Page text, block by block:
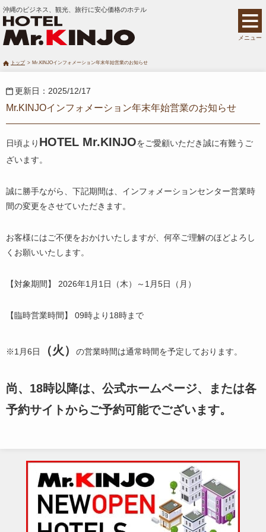
沖縄のビジネス、観光、旅行に安心価格のホテル
メニュー
トップ Mr.KINJOインフォメーション年末年始営業のお知らせ
更新日：2025/12/17
Mr.KINJOインフォメーション年末年始営業のお知らせ
日頃より HOTEL Mr.KINJOをご愛顧いただき誠に有難うご
ざいます。
誠に勝手ながら、下記期間は、インフォメーションセンター営業時
間の変更をさせていただきます。
お客様にはご不便をおかけいたしますが、何卒ご理解のほどよろし
くお願いいたします。
【対象期間】 2026年1月1日（木）～1月5日（月）
【臨時営業時間】 09時より18時まで
※1月6日 （火 ） の営業時間は通常時間を予定しております。
尚、18時以降は、公式ホームページ、または各
予約サイトからご予約可能でございます。